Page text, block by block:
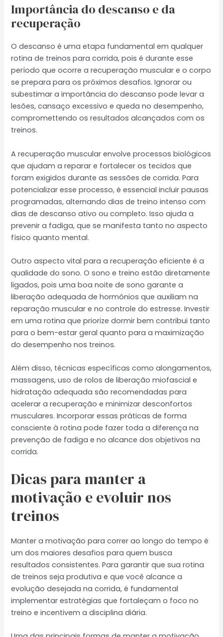
Importância do descanso e da
recuperação
O descanso é uma etapa fundamental em qualquer
rotina de treinos para corrida, pois é durante esse
período que ocorre a recuperação muscular e o corpo
se prepara para os próximos desafios. Ignorar ou
subestimar a importância do descanso pode levar a
lesões, cansaço excessivo e queda no desempenho,
compromettendo os resultados alcançados com os
treinos.
A recuperação muscular envolve processos biológicos
que ajudam a reparar e fortalecer os tecidos que
foram exigidos durante as sessões de corrida. Para
potencializar esse processo, é essencial incluir pausas
programadas, alternando dias de treino intenso com
dias de descanso ativo ou completo. Isso ajuda a
prevenir a fadiga, que se manifesta tanto no aspecto
físico quanto mental.
Outro aspecto vital para a recuperação eficiente é a
qualidade do sono. O sono e treino estão diretamente
ligados, pois uma boa noite de sono garante a
liberação adequada de hormônios que auxiliam na
reparação muscular e no controle do estresse. Investir
em uma rotina que priorize dormir bem contribui tanto
para o bem-estar geral quanto para a maximização
do desempenho nos treinos.
Além disso, técnicas específicas como alongamentos,
massagens, uso de rolos de liberação miofascial e
hidratação adequada são recomendadas para
acelerar a recuperação e minimizar desconfortos
musculares. Incorporar essas práticas de forma
consciente à rotina pode fazer toda a diferença na
prevenção de fadiga e no alcance dos objetivos na
corrida.
Dicas para manter a
motivação e evoluir nos
treinos
Manter a motivação para correr ao longo do tempo é
um dos maiores desafios para quem busca
resultados consistentes. Para garantir que sua rotina
de treinos seja produtiva e que você alcance a
evolução desejada na corrida, é fundamental
implementar estratégias que fortaleçam o foco no
treino e incentivem a disciplina diária.